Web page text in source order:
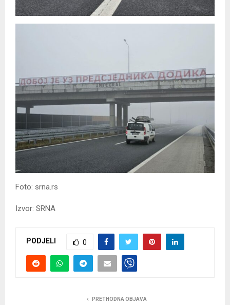
Foto: srna.rs
Izvor: SRNA
PODJELI 0
PRETHODNA OBJAVA